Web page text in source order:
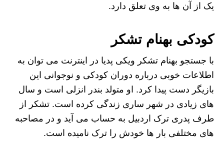
یک از آن ها به وی تعلق دارد.
کودکی بهنام تشکر
با جستجو بهنام تشکر ویکی پدیا در اینترنت می توان به
اطلاعات خوبی درباره دوران کودکی و نوجوانی این
بازیگر دست پیدا کرد. او متولد بندر انزلی است و سال
های زیادی در شهر ساری زندگی کرده است. تشکر از
طرف پدری ترک اردبیل به حساب می آید و در مصاحبه
های مختلفی بار ها خودش را ترک نامیده است.